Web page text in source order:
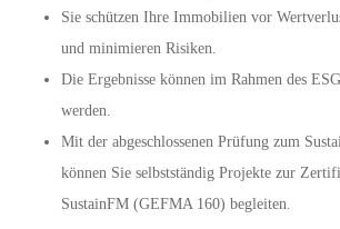
Sie schützen Ihre Immobilien vor
und minimieren Risiken.
Die Ergebnisse können im Rahmen des
werden.
Mit der abgeschlossenen Prüfung zum
können Sie selbstständig Projekte zur
SustainFM (GEFMA 160) begleiten.